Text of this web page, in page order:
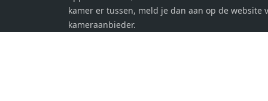
combinatie van stedelijke
voorzieningen en de ontspanning
van een serene woonomgeving. Ben
van
kamer er tussen, meld je dan aan op de website
kameraanbieder.